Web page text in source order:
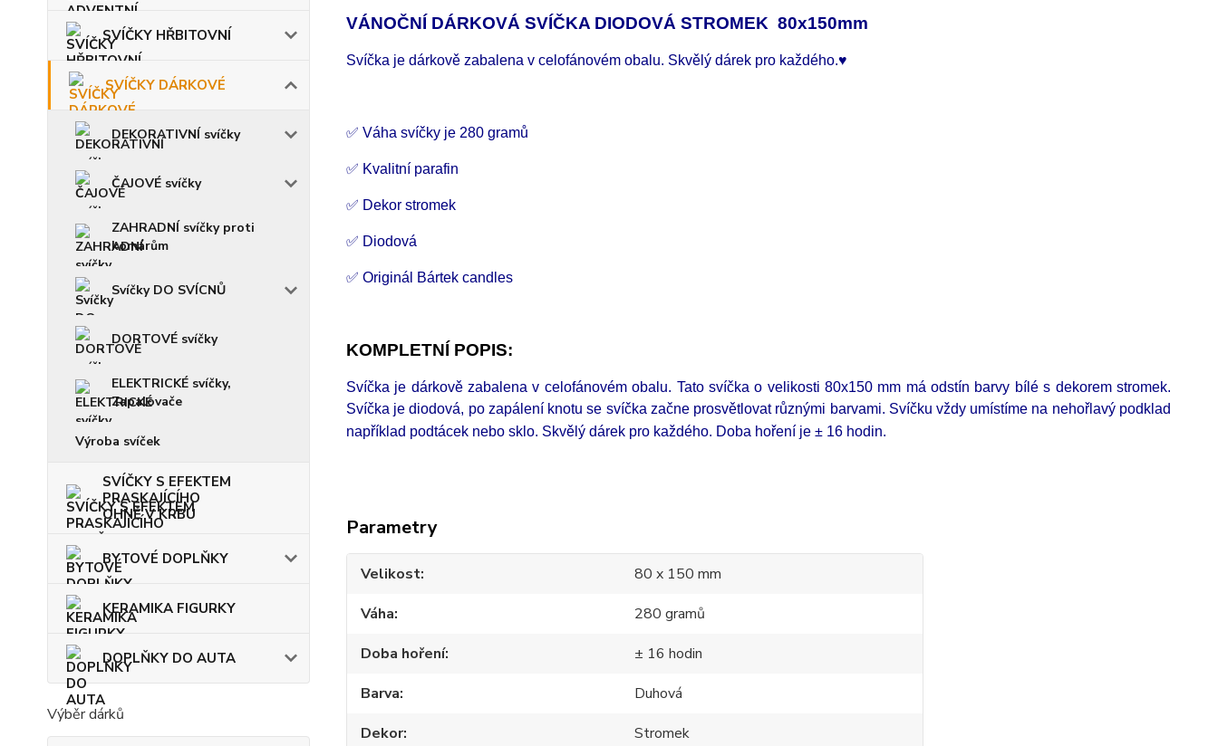
SVÍČKY HŘBITOVNÍ
SVÍČKY DÁRKOVÉ
DEKORATIVNÍ svíčky
ČAJOVÉ svíčky
ZAHRADNÍ svíčky proti
komárům
Svíčky DO SVÍCNŮ
DORTOVÉ svíčky
ELEKTRICKÉ svíčky,
Zapalovače
Výroba svíček
SVÍČKY S EFEKTEM
PRASKAJÍCÍHO
OHNĚ V KRBU
BYTOVÉ DOPLŇKY
KERAMIKA FIGURKY
DOPLŇKY DO AUTA
Výběr dárků
VÁNOČNÍ DÁRKOVÁ SVÍČKA DIODOVÁ STROMEK 80x150mm
Svíčka je dárkově zabalena v celofánovém obalu. Skvělý dárek pro každého.♥
✅ Váha svíčky je 280 gramů
✅ Kvalitní parafin
✅ Dekor stromek
✅ Diodová
✅ Originál Bártek candles
KOMPLETNÍ POPIS:
Svíčka je dárkově zabalena v celofánovém obalu. Tato svíčka o velikosti 80x150 mm má odstín barvy bílé s dekorem stromek.
Svíčka je diodová, po zapálení knotu se svíčka začne prosvětlovat různými barvami. Svíčku vždy umístíme na nehořlavý podklad
například podtácek nebo sklo. Skvělý dárek pro každého. Doba hoření je ± 16 hodin.
Parametry
Velikost
80 x 150 mm
Váha
280 gramů
Doba hoření
± 16 hodin
Barva
Duhová
Dekor
Stromek